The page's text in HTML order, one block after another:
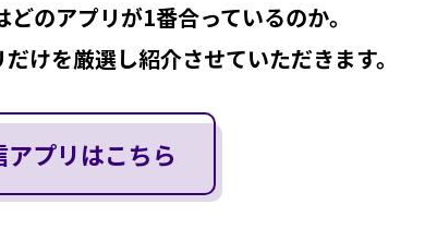
のアプリが1番合っているのか。
けを厳選し紹介させていただきます。
プリはこちら